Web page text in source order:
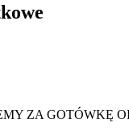
ZA GOTÓWKĘ